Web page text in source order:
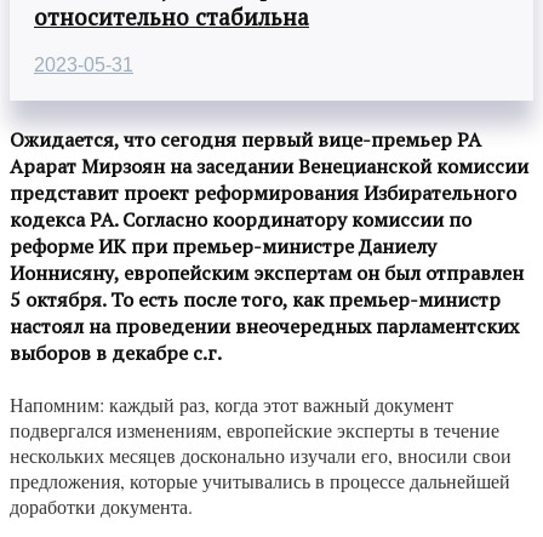
относительно стабильна
2023-05-31
Ожидается, что сегодня первый вице-премьер РА
Арарат Мирзоян на заседании Венецианской комиссии
представит проект реформирования Избирательного
кодекса РА. Согласно координатору комиссии по
реформе ИК при премьер-министре Даниелу
Ионнисяну, европейским экспертам он был отправлен
5 октября. То есть после того, как премьер-министр
настоял на проведении внеочередных парламентских
выборов в декабре с.г.
Напомним: каждый раз, когда этот важный документ
подвергался изменениям, европейские эксперты в течение
нескольких месяцев досконально изучали его, вносили свои
предложения, которые учитывались в процессе дальнейшей
доработки документа.